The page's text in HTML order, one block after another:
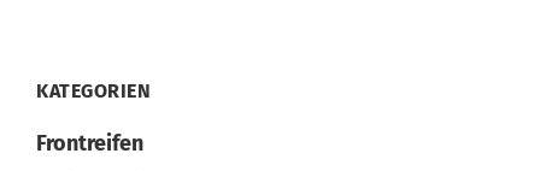
KATEGORIEN
Frontreifen